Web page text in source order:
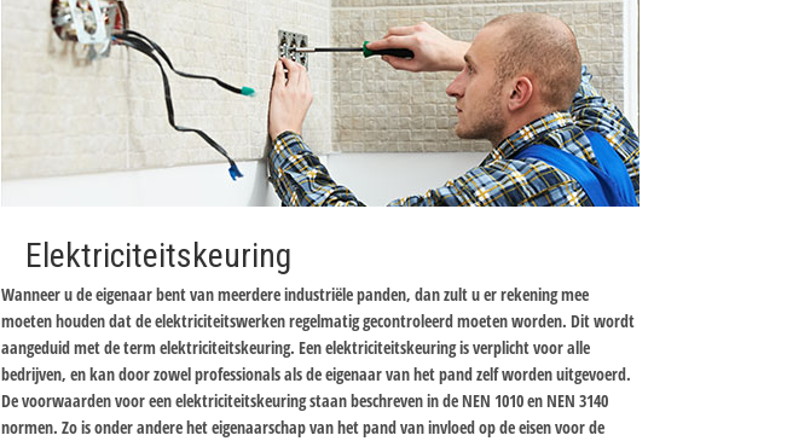
Elektriciteitskeuring
Wanneer u de eigenaar bent van meerdere industriële panden, dan zult u er rekening mee
moeten houden dat de elektriciteitswerken regelmatig gecontroleerd moeten worden. Dit wordt
aangeduid met de term elektriciteitskeuring. Een elektriciteitskeuring is verplicht voor alle
bedrijven, en kan door zowel professionals als de eigenaar van het pand zelf worden uitgevoerd.
De voorwaarden voor een elektriciteitskeuring staan beschreven in de NEN 1010 en NEN 3140
normen. Zo is onder andere het eigenaarschap van het pand van invloed op de eisen voor de